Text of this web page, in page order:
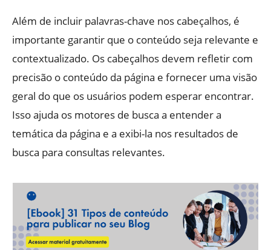
Além de incluir palavras-chave nos cabeçalhos, é
importante garantir que o conteúdo seja relevante e
contextualizado. Os cabeçalhos devem refletir com
precisão o conteúdo da página e fornecer uma visão
geral do que os usuários podem esperar encontrar.
Isso ajuda os motores de busca a entender a
temática da página e a exibi-la nos resultados de
busca para consultas relevantes.